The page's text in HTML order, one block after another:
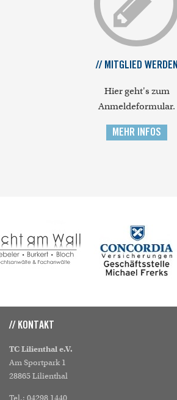
// MITGLIED WERDEN
Hier geht's zum
Anmeldeformular.
MEHR INFOS
// KONTAKT
TC Lilienthal e.V.
Am Sportpark 1
28865 Lilienthal